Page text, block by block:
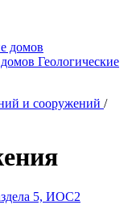
домов
Геологические
и сооружений /
5, ИОС2